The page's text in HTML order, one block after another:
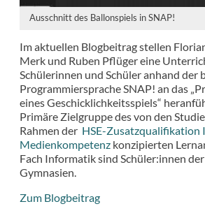
Ausschnitt des Ballonspiels in SNAP!
Im aktuellen Blogbeitrag stellen
Merk und Ruben Pflüger eine
Schülerinnen und Schüler anhand der
Programmiersprache SNAP! an das
eines Geschicklichkeitsspiels“
Primäre Zielgruppe des von den
Rahmen der HSE-Zusatzqualifikation
Medienkompetenz konzipierten
Fach Informatik sind Schüler:innen
Gymnasien.
Zum Blogbeitrag